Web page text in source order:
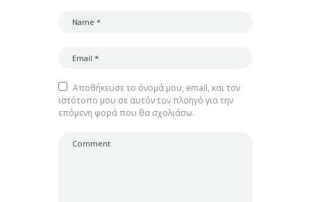
Αποθήκευσε το όνομά μου, email, και τον
ιστότοπο μου σε αυτόν τον πλοηγό για την
επόμενη φορά που θα σχολιάσω.